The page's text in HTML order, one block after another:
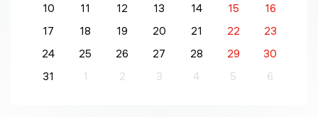
10
11 12 13 14 15
16
17
18 19 20 21 22
23
24
25 26 27 28 29
30
31
1 2 3 4 5 6